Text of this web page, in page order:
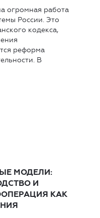
огромная работа
России. Это
кодекса,
реформа
В
МОДЕЛИ:
И
КАК